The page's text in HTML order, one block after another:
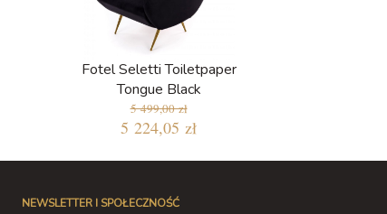
Fotel Seletti Toiletpaper
Tongue Black
5 499,00 zł
5 224,05 zł
NEWSLETTER I SPOŁECZNOŚĆ